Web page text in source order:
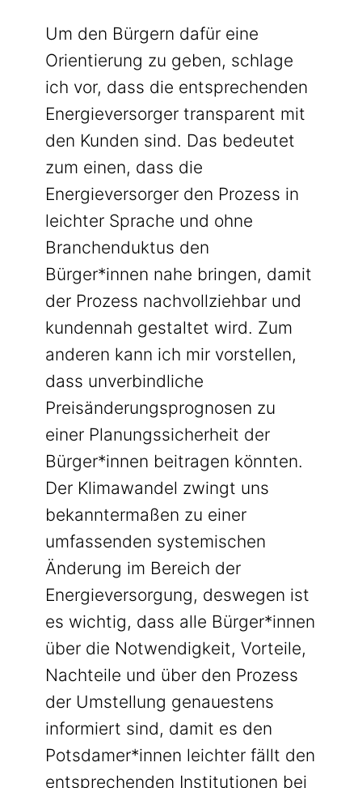
Um den Bürgern dafür eine
Orientierung zu geben, schlage
ich vor, dass die entsprechenden
Energieversorger transparent mit
den Kunden sind. Das bedeutet
zum einen, dass die
Energieversorger den Prozess in
leichter Sprache und ohne
Branchenduktus den
Bürger*innen nahe bringen, damit
der Prozess nachvollziehbar und
kundennah gestaltet wird. Zum
anderen kann ich mir vorstellen,
dass unverbindliche
Preisänderungsprognosen zu
einer Planungssicherheit der
Bürger*innen beitragen könnten.
Der Klimawandel zwingt uns
bekanntermaßen zu einer
umfassenden systemischen
Änderung im Bereich der
Energieversorgung, deswegen ist
es wichtig, dass alle Bürger*innen
über die Notwendigkeit, Vorteile,
Nachteile und über den Prozess
der Umstellung genauestens
informiert sind, damit es den
Potsdamer*innen leichter fällt den
entsprechenden Institutionen bei